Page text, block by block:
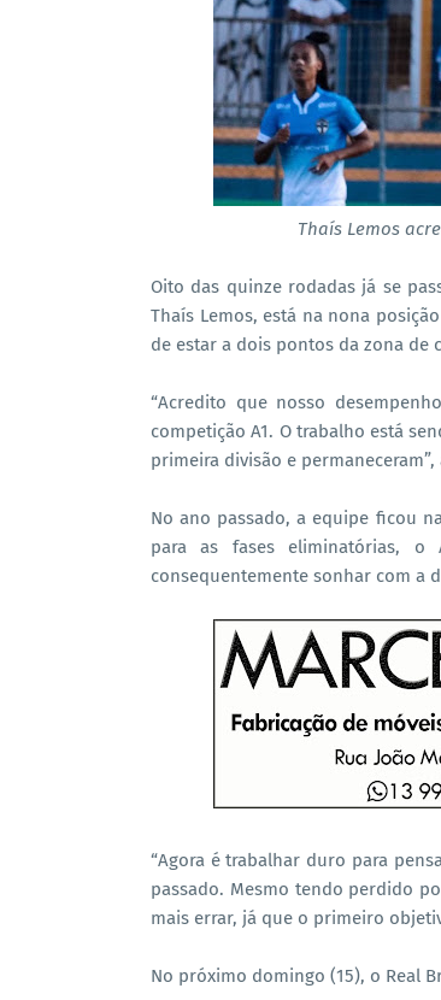
Thaís Lemos
Oito das quinze rodadas já se
Thaís Lemos, está na nona
de estar a dois pontos da zona de
“Acredito que nosso
competição A1. O trabalho está
primeira divisão e permaneceram”,
No ano passado, a equipe ficou
para as fases eliminatórias, o
consequentemente sonhar com a
“Agora é trabalhar duro para
passado. Mesmo tendo perdido
mais errar, já que o primeiro
No próximo domingo (15), o Real